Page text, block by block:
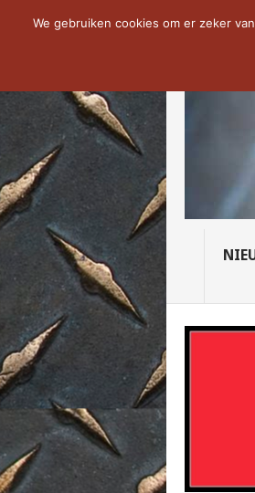
NOW
We gebruiken cookies om er zeker